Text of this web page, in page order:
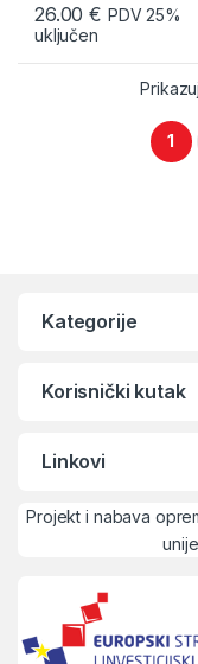
26.00€ PDV 25%
uključen
1
Kategorije
Korisnički kutak
Linkovi
Projekt i nabava